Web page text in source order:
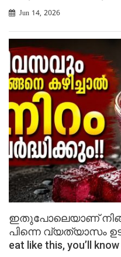
Jun 14, 2026
ഇതുപോലെയാണ്
പിന്നെ വ്യത്യാസം
eat like this, you’ll